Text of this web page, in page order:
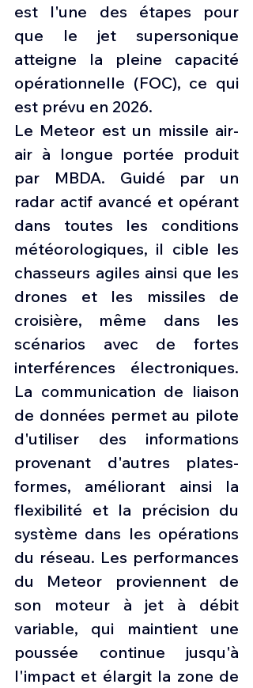
est l'une des étapes pour
que le jet supersonique
atteigne la pleine capacité
opérationnelle (FOC), ce qui
est prévu en 2026.
Le Meteor est un missile air-
air à longue portée produit
par MBDA. Guidé par un
radar actif avancé et opérant
dans toutes les conditions
météorologiques, il cible les
chasseurs agiles ainsi que les
drones et les missiles de
croisière, même dans les
scénarios avec de fortes
interférences électroniques.
La communication de liaison
de données permet au pilote
d'utiliser des informations
provenant d'autres plates-
formes, améliorant ainsi la
flexibilité et la précision du
système dans les opérations
du réseau. Les performances
du Meteor proviennent de
son moteur à jet à débit
variable, qui maintient une
poussée continue jusqu'à
l'impact et élargit la zone de